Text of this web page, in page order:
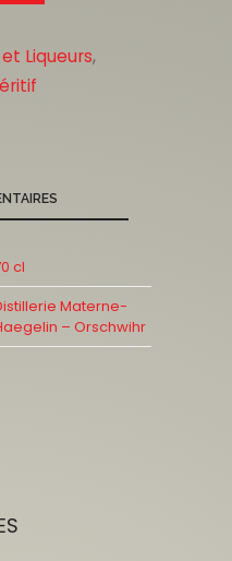
Liqueurs,
cl
Materne-
– Orschwihr